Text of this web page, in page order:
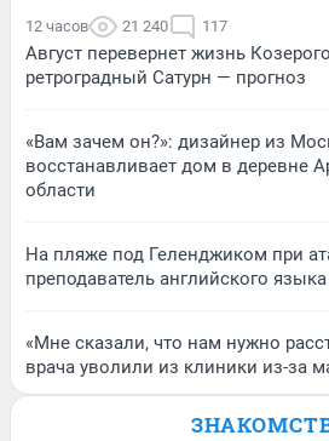
12 часов 21 240 117
Август перевернет жизнь
ретроградный Сатурн — прогноз
«Вам зачем он?»: дизайнер из
восстанавливает дом в деревне
области
На пляже под Геленджиком при
преподаватель английского
«Мне сказали, что нам нужно
врача уволили из клиники из-за